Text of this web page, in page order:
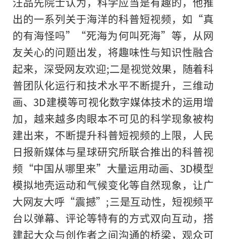
出的一系列关于海洋的科普短视频，如“真
的有海怪吗”“死海为何叫死海”等，从网
友关心的问题出发，将趣味性与知识性融合
起来，深受网友欢迎;二是视觉效果，随着科
普团队化运行和技术水平不断提升，三维动
画、3D建模等可视化数字媒体技术的运用增
加，越来越多肉眼本不可见的科学现象被构
建出来，不断提升科普短视频的上限，人民
日报新媒体与星球研究所联合推出的科普视
频“中国从哪里来”大量运用动画、3D模型
模拟地壳运动和气候变化等自然现象，让广
大网友大呼“震撼”;三是互动性，短视频平
台以弹幕、评论等特有的方式双向互动，搭
建起大众与创作者之间沟通的桥梁，观众可